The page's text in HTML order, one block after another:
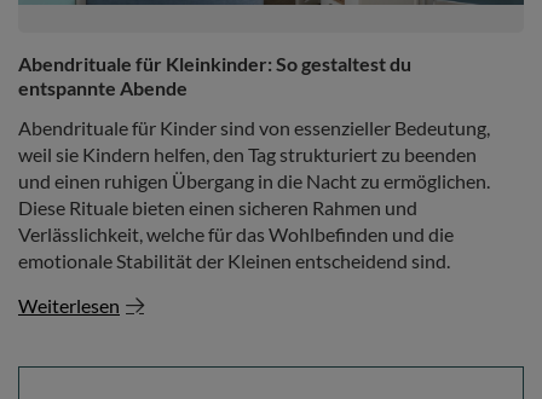
Abendrituale für Kleinkinder: So gestaltest du
entspannte Abende
Abendrituale für Kinder sind von essenzieller Bedeutung,
weil sie Kindern helfen, den Tag strukturiert zu beenden
und einen ruhigen Übergang in die Nacht zu ermöglichen.
Diese Rituale bieten einen sicheren Rahmen und
Verlässlichkeit, welche für das Wohlbefinden und die
emotionale Stabilität der Kleinen entscheidend sind.
Weiterlesen